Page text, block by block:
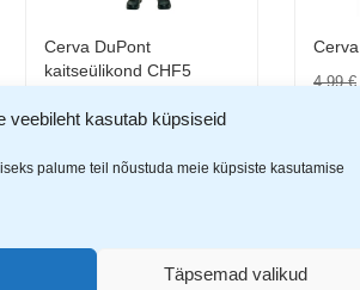
veebileht kasutab küpsiseid
palume teil nõustuda meie küpsiste kasutamise
Täpsemad valikud
Cerva DuPont
kaitseülikond CHF5
4,99€